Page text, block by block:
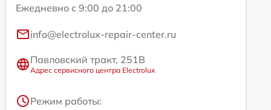
Ежедневно с 9:00 до 21:00
info@electrolux-repair-center.ru
Павловский тракт, 251В
Адрес сервисного центра Electrolux
Режим работы: